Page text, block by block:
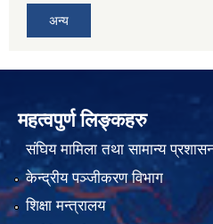
अन्य
महत्वपुर्ण लिङ्कहरु
संघिय मामिला तथा सामान्य
केन्द्रीय पञ्जीकरण विभाग
शिक्षा मन्त्रालय